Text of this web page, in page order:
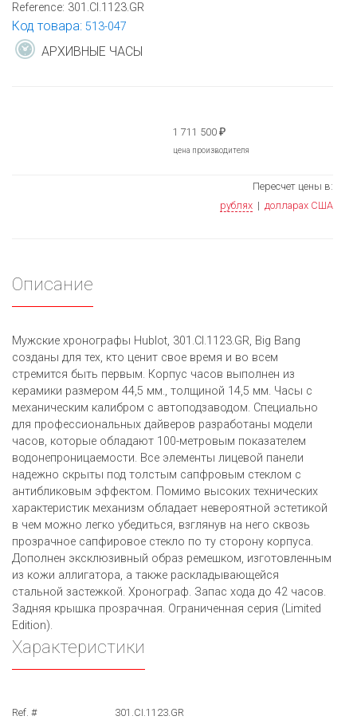
Reference: 301.CI.1123.GR
Код товара: 513-047
АРХИВНЫЕ ЧАСЫ
1 711 500 ₽
цена производителя
Пересчет цены в:
рублях | долларах США
Описание
Мужские хронографы Hublot, 301.CI.1123.GR, Big Bang
созданы для тех, кто ценит свое время и во всем
стремится быть первым. Корпус часов выполнен из
керамики размером 44,5 мм., толщиной 14,5 мм. Часы с
механическим калибром с автоподзаводом. Специально
для профессиональных дайверов разработаны модели
часов, которые обладают 100-метровым показателем
водонепроницаемости. Все элементы лицевой панели
надежно скрыты под толстым сапфровым стеклом с
антибликовым эффектом. Помимо высоких технических
характеристик механизм обладает невероятной эстетикой
в чем можно легко убедиться, взглянув на него сквозь
прозрачное сапфировое стекло по ту сторону корпуса.
Дополнен эксклюзивный образ ремешком, изготовленным
из кожи аллигатора, а также раскладывающейся
стальной застежкой. Хронограф. Запас хода до 42 часов.
Задняя крышка прозрачная. Ограниченная серия (Limited
Edition).
Характеристики
Ref. # 301.CI.1123.GR